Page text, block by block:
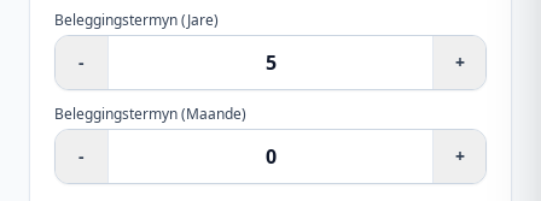
Beleggingstermyn(Jare)
- +
Beleggingstermyn(Maande)
- +